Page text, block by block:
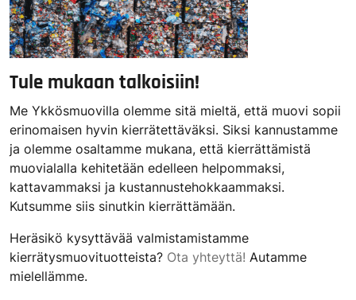
Tule mukaan talkoisiin!
Me Ykkösmuovilla olemme sitä mieltä, että muovi sopii
erinomaisen hyvin kierrätettäväksi. Siksi kannustamme
ja olemme osaltamme mukana, että kierrättämistä
muovialalla kehitetään edelleen helpommaksi,
kattavammaksi ja kustannustehokkaammaksi.
Kutsumme siis sinutkin kierrättämään.
Heräsikö kysyttävää valmistamistamme
kierrätysmuovituotteista? Ota yhteyttä! Autamme
mielellämme.